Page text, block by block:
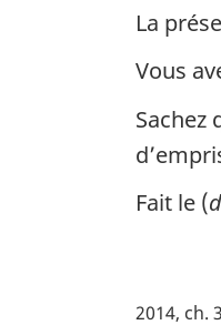
La
Vous
Sachez
Fait le (
2014, ch.